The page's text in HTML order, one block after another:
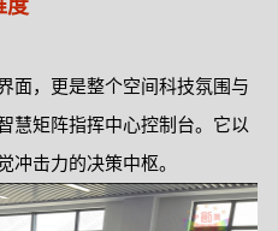
度
面，更是整个空间科技氛围与
慧矩阵指挥中心控制台。它以
击力的决策中枢。